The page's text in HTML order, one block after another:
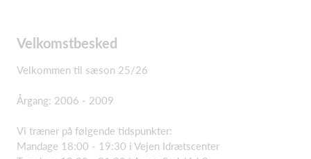
Velkomstbesked
Velkommen til sæson 25/26
Årgang: 2006 - 2009
Vi træner på følgende tidspunkter:
Mandage 18:00 - 19:30 i Vejen Idrætscenter